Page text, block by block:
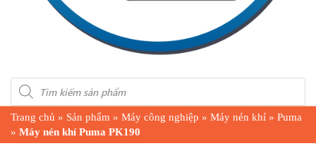
Products
search
Trang chủ » Sản phẩm » Máy công nghiệp » Máy nén khí » Puma
» Máy nén khí Puma PK190